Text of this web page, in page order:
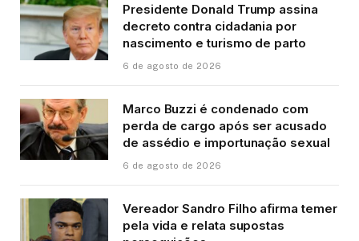
Presidente Donald Trump assina
decreto contra cidadania por
nascimento e turismo de parto
6 de agosto de 2026
Marco Buzzi é condenado com
perda de cargo após ser acusado
de assédio e importunação sexual
6 de agosto de 2026
Vereador Sandro Filho afirma temer
pela vida e relata supostas